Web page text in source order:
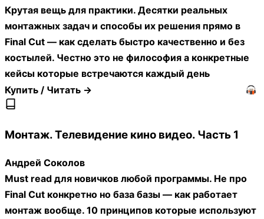
Крутая вещь для практики. Десятки реальных
монтажных задач и способы их решения прямо в
Final Cut — как сделать быстро качественно и без
костылей. Честно это не философия а конкретные
кейсы которые встречаются каждый день
Купить / Читать →
Монтаж. Телевидение кино видео. Часть 1
Андрей Соколов
Must read для новичков любой программы. Не про
Final Cut конкретно но база базы — как работает
монтаж вообще. 10 принципов которые используют